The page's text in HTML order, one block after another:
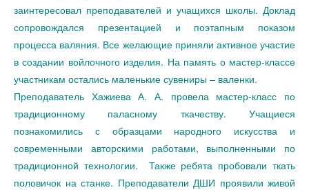
заинтересовал преподавателей и учащихся школы. Доклад
сопровождался презентацией и поэтапным показом
процесса валяния. Все желающие приняли активное участие
в создании войлочного изделия. На память о мастер-классе
участникам остались маленькие сувениры – валенки.
Преподаватель Хажиева А. А. провела мастер-класс по
традиционному паласному ткачеству. Учащиеся
познакомились с образцами народного искусства и
современными авторскими работами, выполненными по
традиционной технологии. Также ребята пробовали ткать
половичок на станке. Преподаватели ДШИ проявили живой